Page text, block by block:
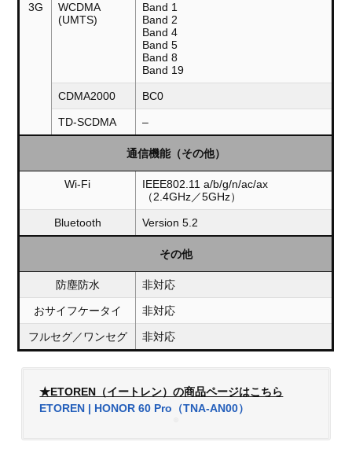
3G
WCDMA
(UMTS)
Band 1
Band 2
Band 4
Band 5
Band 8
Band 19
CDMA2000 BC0
TD-SCDMA –
通信機能（その他）
Wi-Fi
IEEE802.11 a/b/g/n/ac/ax
（2.4GHz／5GHz）
Bluetooth Version 5.2
その他
防塵防水 非対応
おサイフケータイ 非対応
フルセグ／ワンセグ 非対応
★ETOREN（イートレン）の商品ページはこちら
ETOREN | HONOR 60 Pro（TNA-AN00）